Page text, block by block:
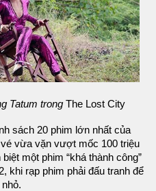
Tatum trong The Lost City
sách 20 phim lớn nhất của
vừa vặn vượt mốc 100 triệu
một phim “khá thành công”
khi rạp phim phải đấu tranh để